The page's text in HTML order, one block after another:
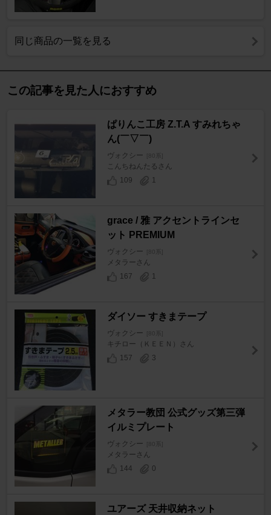
同じ商品の一覧を見る
この記事を見た人におすすめ
ぱりんこ工房 Z.T.A すみれちゃ
ん(￣▽￣)
ヴォクシー
こんちねんたるさん
109
1
grace / 雅 アクセントラインセ
ット PREMIUM
ヴォクシー
メタラーさん
167
1
ダイソー すきまテープ
ヴォクシー
キチロー（ＫＥＥＮ）さん
157
3
メタラー教団 公式グッズ第三弾
イルミプレート
ヴォクシー
メタラーさん
144
0
ユアーズ 天井収納ネット